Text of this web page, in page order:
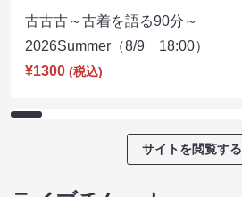
古古古～古着を語る90分～
2026Summer（8/9 18:00）
¥1300 (税込)
サイトを閲覧する